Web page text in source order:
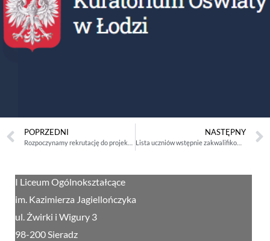
POPRZEDNI NASTĘPNY
Lista uczniów wstępnie zakwalifikowanych do I mobilności w ramach projektu „Młodzi dla ziemi-Ziemia dla młodych! Wspólnie zawalczmy o lepsze jutro”
I Liceum Ogólnokształcące
im. Kazimierza Jagiellończyka
ul. Żwirki i Wigury 3
98-200 Sieradz